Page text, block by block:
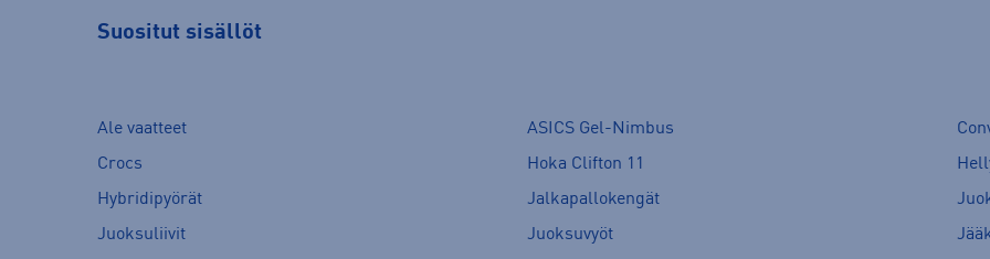
Suositut sisällöt
Ale vaatteet ASICS Gel-Nimbus
Crocs
Hoka Clifton 11
Hybridipyörät
Jalkapallokengät
Juoksuliivit
Juoksuvyöt